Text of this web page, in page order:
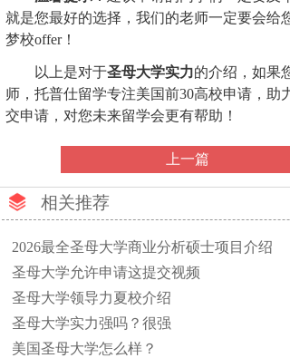
就是您最好的选择，我们的老师一定要会给
梦校offer！
以上是对于圣母大学实力的介绍，如果
师，托普仕留学专注美国前30高校申请，
交申请，对您未来留学会更有帮助！
上一篇
相关推荐
2026最全圣母大学商业分析硕士项目介绍
圣母大学允许申请这提交视频
圣母大学领导力夏校介绍
圣母大学实力强吗？很强
美国圣母大学怎么样？